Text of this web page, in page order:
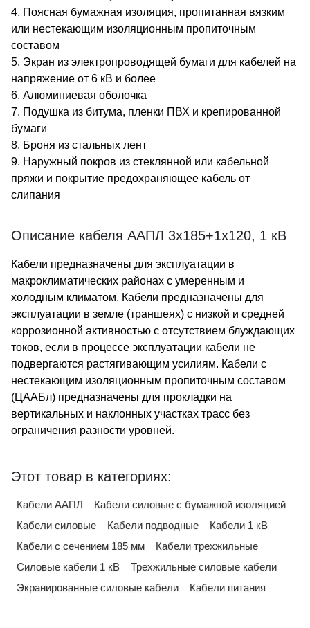
4. Поясная бумажная изоляция, пропитанная вязким
или нестекающим изоляционным пропиточным
составом
5. Экран из электропроводящей бумаги для кабелей на
напряжение от 6 кВ и более
6. Алюминиевая оболочка
7. Подушка из битума, пленки ПВХ и крепированной
бумаги
8. Броня из стальных лент
9. Наружный покров из стеклянной или кабельной
пряжи и покрытие предохраняющее кабель от
слипания
Описание кабеля ААПЛ 3х185+1х120, 1 кВ
Кабели предназначены для эксплуатации в
макроклиматических районах с умеренным и
холодным климатом. Кабели предназначены для
эксплуатации в земле (траншеях) с низкой и средней
коррозионной активностью с отсутствием блуждающих
токов, если в процессе эксплуатации кабели не
подвергаются растягивающим усилиям. Кабели с
нестекающим изоляционным пропиточным составом
(ЦААБл) предназначены для прокладки на
вертикальных и наклонных участках трасс без
ограничения разности уровней.
Этот товар в категориях:
Кабели ААПЛ
Кабели силовые с бумажной изоляцией
Кабели силовые
Кабели подводные
Кабели 1 кВ
Кабели с сечением 185 мм
Кабели трехжильные
Силовые кабели 1 кВ
Трехжильные силовые кабели
Экранированные силовые кабели
Кабели питания